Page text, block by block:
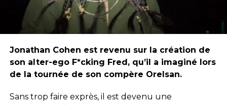
Jonathan Cohen est revenu sur la création de
son alter-ego F*cking Fred, qu’il a imaginé lors
de la tournée de son compère Orelsan.
Sans trop faire exprès, il est devenu une